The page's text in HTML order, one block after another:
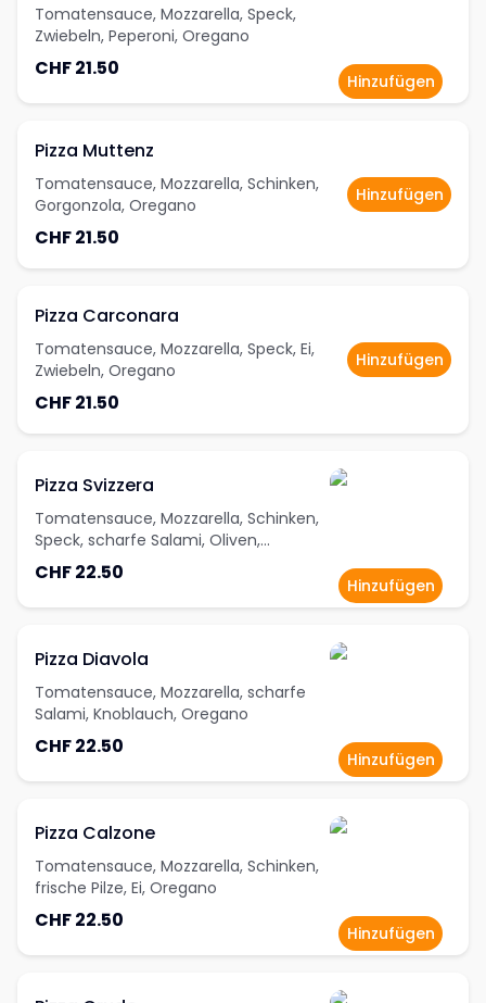
Tomatensauce, Mozzarella, Speck,
Zwiebeln, Peperoni, Oregano
CHF 21.50
Hinzufügen
Pizza Muttenz
Tomatensauce, Mozzarella, Schinken,
Gorgonzola, Oregano
CHF 21.50
Hinzufügen
Pizza Carconara
Tomatensauce, Mozzarella, Speck, Ei,
Zwiebeln, Oregano
CHF 21.50
Hinzufügen
Pizza Svizzera
Tomatensauce, Mozzarella, Schinken,
Speck, scharfe Salami, Oliven,
Oregano
CHF 22.50
Hinzufügen
Pizza Diavola
Tomatensauce, Mozzarella, scharfe
Salami, Knoblauch, Oregano
CHF 22.50
Hinzufügen
Pizza Calzone
Tomatensauce, Mozzarella, Schinken,
frische Pilze, Ei, Oregano
CHF 22.50
Hinzufügen